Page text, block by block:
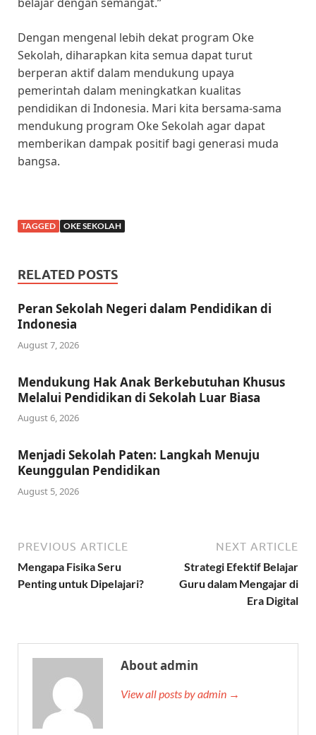
Dengan mengenal lebih dekat program Oke
Sekolah, diharapkan kita semua dapat turut
berperan aktif dalam mendukung upaya
pemerintah dalam meningkatkan kualitas
pendidikan di Indonesia. Mari kita bersama-sama
mendukung program Oke Sekolah agar dapat
memberikan dampak positif bagi generasi muda
bangsa.
TAGGED OKE SEKOLAH
RELATED POSTS
Peran Sekolah Negeri dalam Pendidikan di
Indonesia
August 7, 2026
Mendukung Hak Anak Berkebutuhan Khusus
Melalui Pendidikan di Sekolah Luar Biasa
August 6, 2026
Menjadi Sekolah Paten: Langkah Menuju
Keunggulan Pendidikan
August 5, 2026
PREVIOUS ARTICLE
Mengapa Fisika Seru
Penting untuk Dipelajari?
NEXT ARTICLE
Strategi Efektif Belajar
Guru dalam Mengajar di
Era Digital
About admin
View all posts by admin →